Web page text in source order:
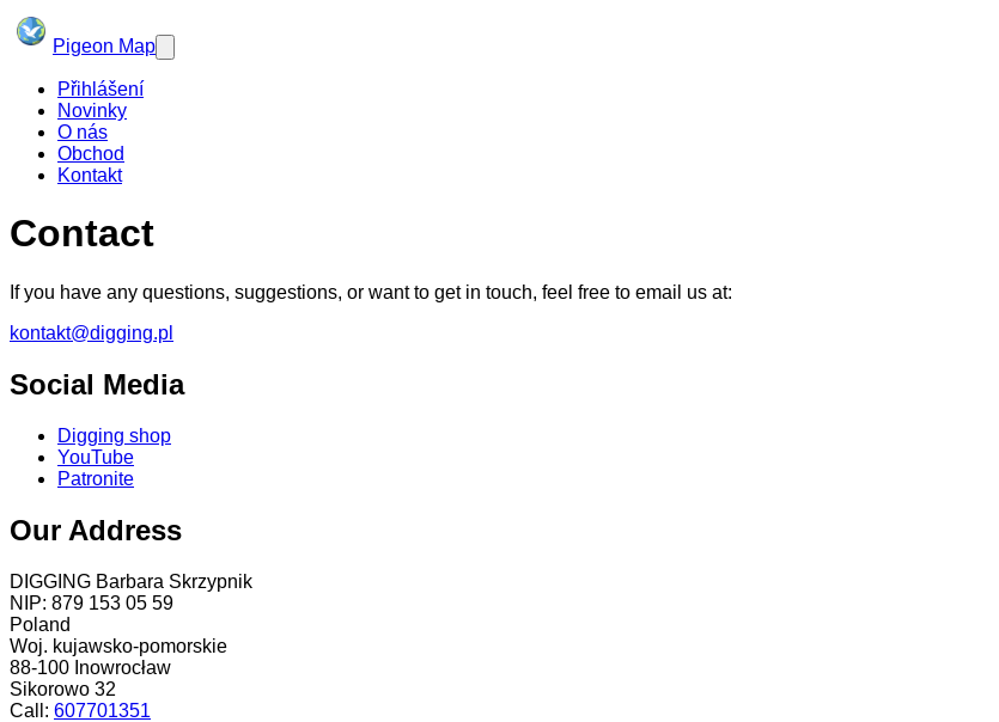
Pigeon Map
Přihlášení
Novinky
O nás
Obchod
Kontakt
Contact
If you have any questions, suggestions, or want to get in touch, feel free to email us at:
kontakt@digging.pl
Social Media
Digging shop
YouTube
Patronite
Our Address
DIGGING Barbara Skrzypnik
NIP: 879 153 05 59
Poland
Woj. kujawsko-pomorskie
88-100 Inowrocław
Sikorowo 32
Call: 607701351